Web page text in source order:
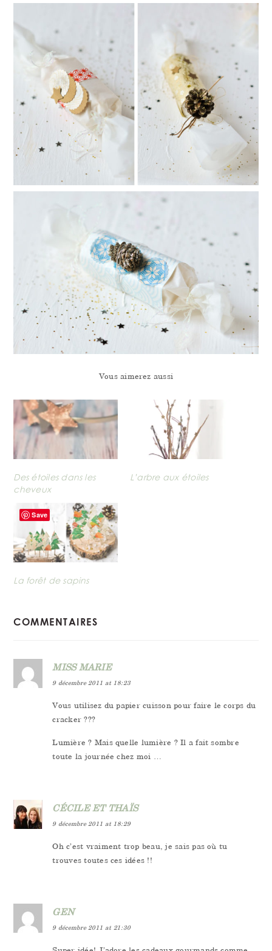
Vous aimerez aussi
Des étoiles dans les
cheveux
L’arbre aux étoiles
La forêt de sapins
COMMENTAIRES
MISS MARIE
9 décembre 2011 at 18:23
Vous utilisez du papier cuisson pour faire le corps du
cracker ???
Lumière ? Mais quelle lumière ? Il a fait sombre
toute la journée chez moi …
CÉCILE ET THAÏS
9 décembre 2011 at 18:29
Oh c’est vraiment trop beau, je sais pas où tu
trouves toutes ces idées !!
GEN
9 décembre 2011 at 21:30
Save